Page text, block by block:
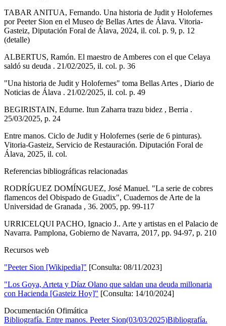
TABAR ANITUA, Fernando. Una historia de Judit y Holofernes
por Peeter Sion en el Museo de Bellas Artes de Álava. Vitoria-
Gasteiz, Diputación Foral de Álava, 2024, il. col. p. 9, p. 12
(detalle)
ALBERTUS, Ramón. El maestro de Amberes con el que Celaya
saldó su deuda . 21/02/2025, il. col. p. 36
"Una historia de Judit y Holofernes" toma Bellas Artes , Diario de
Noticias de Álava . 21/02/2025, il. col. p. 49
BEGIRISTAIN, Edurne. Itun Zaharra trazu bidez , Berria .
25/03/2025, p. 24
Entre manos. Ciclo de Judit y Holofernes (serie de 6 pinturas).
Vitoria-Gasteiz, Servicio de Restauración. Diputación Foral de
Álava, 2025, il. col.
Referencias bibliográficas relacionadas
RODRÍGUEZ DOMÍNGUEZ, José Manuel. "La serie de cobres
flamencos del Obispado de Guadix", Cuadernos de Arte de la
Universidad de Granada , 36. 2005, pp. 99-117
URRICELQUI PACHO, Ignacio J.. Arte y artistas en el Palacio de
Navarra. Pamplona, Gobierno de Navarra, 2017, pp. 94-97, p. 210
Recursos web
"Peeter Sion [Wikipedia]" [Consulta: 08/11/2023]
"Los Goya, Arteta y Díaz Olano que saldan una deuda millonaria
con Hacienda [Gasteiz Hoy]" [Consulta: 14/10/2024]
Documentación Ofimática
Bibliografía. Entre manos. Peeter Sion(03/03/2025)Bibliografía.